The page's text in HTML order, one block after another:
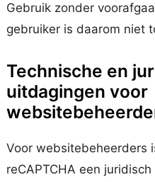
Gebruik zonder
gebruiker is daarom niet
Technische en
uitdagingen voor
Voor websitebeheerders
reCAPTCHA een